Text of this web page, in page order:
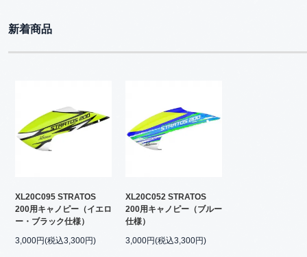
新着商品
XL20C095 STRATOS
200用キャノピー（イエロ
ー・ブラック仕様）
3,000円(税込3,300円)
XL20C052 STRATOS
200用キャノピー（ブルー
仕様）
3,000円(税込3,300円)